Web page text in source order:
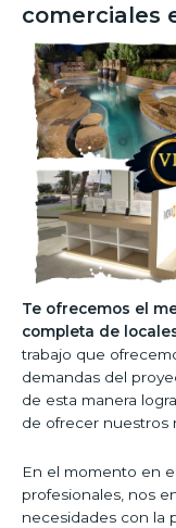
comerciales
Te ofrecemos el
completa de
trabajo que
demandas del
de esta manera
de ofrecer nuestros
En el momento en
profesionales, nos
necesidades con la